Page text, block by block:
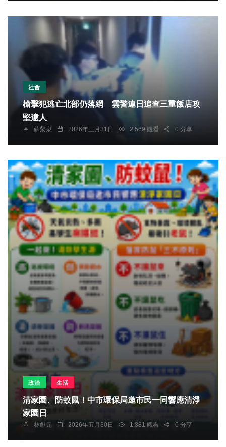
社會
槍擊犯逃亡北部仍落網 雲警連日追查三重飯店攻
堅逮人
蘇榮泉 2026年三月31日 2,569 觀看 0 分享
政治 生活
清家園、防蚊鼠！中市環保局邀市民一同響應清淨
家園日
林獻元 2026年五月30日 1,881 觀看 0 分享